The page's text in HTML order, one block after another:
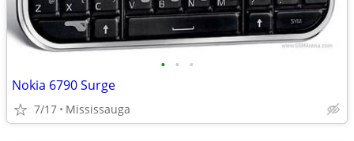
• • •
Nokia 6790 Surge
7/17 Mississauga